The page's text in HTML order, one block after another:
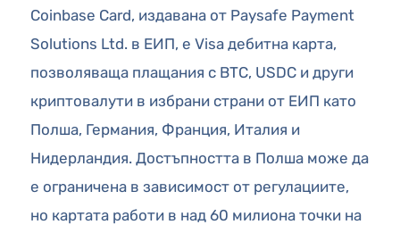
Coinbase Card, издавана от Paysafe Payment
Solutions Ltd. в ЕИП, е Visa дебитна карта,
позволяваща плащания с BTC, USDC и други
криптовалути в избрани страни от ЕИП като
Полша, Германия, Франция, Италия и
Нидерландия. Достъпността в Полша може да
е ограничена в зависимост от регулациите,
но картата работи в над 60 милиона точки на